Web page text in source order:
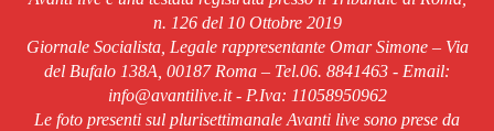
n. 126 del 10 Ottobre 2019
Giornale Socialista, Legale rappresentante Omar Simone – Via
del Bufalo 138A, 00187 Roma – Tel.06. 8841463 - Email:
info@avantilive.it - P.Iva: 11058950962
Le foto presenti sul plurisettimanale Avanti live sono prese da